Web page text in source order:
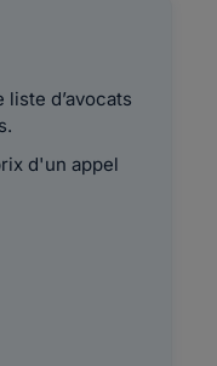
d’avocats
d'un appel